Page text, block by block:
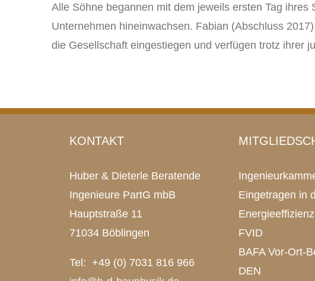
Alle Söhne begannen mit dem jeweils ersten Tag
Unternehmen hineinwachsen. Fabian (Abschluss
die Gesellschaft eingestiegen und verfügen trotz ihrer
KONTAKT
Huber & Dieterle Beratende
Ingenieure PartG mbB
Hauptstraße 11
71034 Böblingen
Tel: +49 (0) 7031 816 966
Eingetragen in
FVID
BAFA Vor-Ort-
DEN